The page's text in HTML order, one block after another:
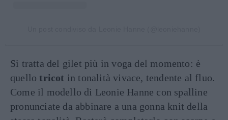
Si tratta del gilet più in voga del momento: è
quellotricot in tonalità vivace, tendente al fluo.
Come il modello di Leonie Hanne con spalline
pronunciate da abbinare a una gonna knit della